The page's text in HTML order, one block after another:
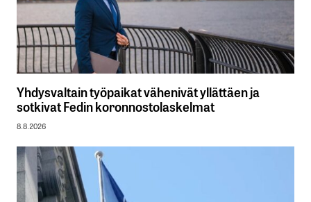
Yhdysvaltain työpaikat vähenivät yllättäen ja
sotkivat Fedin koronnostolaskelmat
8.8.2026